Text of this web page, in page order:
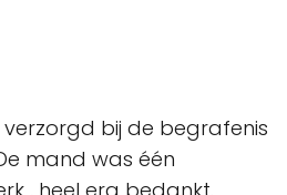
bij de begrafenis
mand was één